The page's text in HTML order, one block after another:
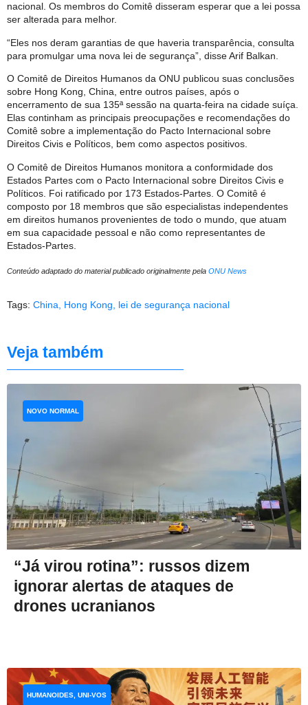
nacional. Os membros do Comitê disseram esperar que a lei possa
ser alterada para melhor.
“Eles nos deram garantias de que haveria transparência, consulta
para promulgar uma nova lei de segurança”, disse Arif Balkan.
O Comitê de Direitos Humanos da ONU publicou suas conclusões
sobre Hong Kong, China, entre outros países, após o
encerramento de sua 135ª sessão na quarta-feira na cidade suíça.
Elas continham as principais preocupações e recomendações do
Comitê sobre a implementação do Pacto Internacional sobre
Direitos Civis e Políticos, bem como aspectos positivos.
O Comitê de Direitos Humanos monitora a conformidade dos
Estados Partes com o Pacto Internacional sobre Direitos Civis e
Políticos. Foi ratificado por 173 Estados-Partes. O Comitê é
composto por 18 membros que são especialistas independentes
em direitos humanos provenientes de todo o mundo, que atuam
em sua capacidade pessoal e não como representantes de
Estados-Partes.
Conteúdo adaptado do material publicado originalmente pela ONU News
Tags: China, Hong Kong, lei de segurança nacional
Veja também
“Já virou rotina”: russos dizem
ignorar alertas de ataques de
drones ucranianos
NOVO NORMAL
HUMANOIDES, UNI-VOS